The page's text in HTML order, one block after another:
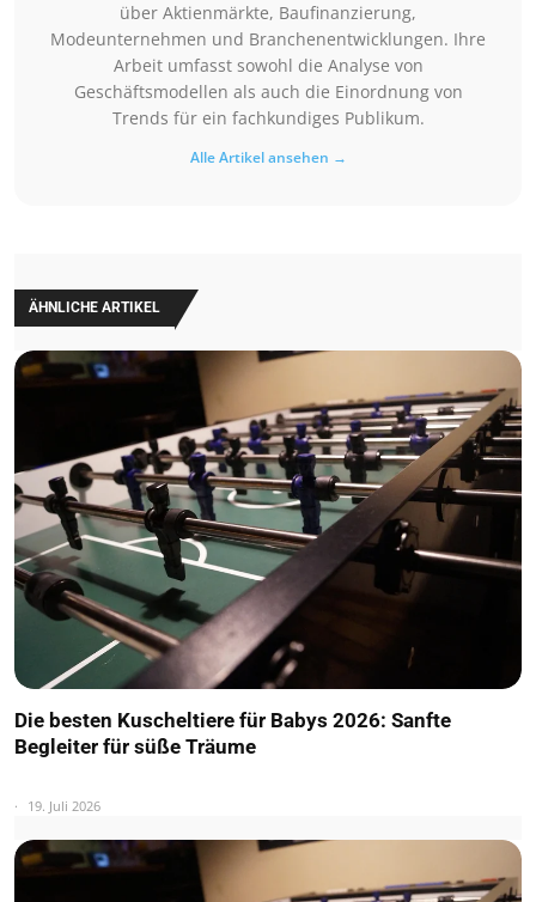
über Aktienmärkte, Baufinanzierung,
Modeunternehmen und Branchenentwicklungen. Ihre
Arbeit umfasst sowohl die Analyse von
Geschäftsmodellen als auch die Einordnung von
Trends für ein fachkundiges Publikum.
Alle Artikel ansehen →
ÄHNLICHE ARTIKEL
Die besten Kuscheltiere für Babys 2026: Sanfte
Begleiter für süße Träume
19. Juli 2026